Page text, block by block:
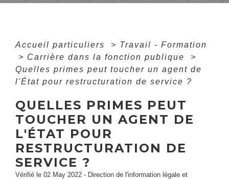
Accueil particuliers > Travail - Formation
> Carrière dans la fonction publique
>
Quelles primes peut toucher un agent de
l'État pour restructuration de service ?
QUELLES PRIMES PEUT
TOUCHER UN AGENT DE
L'ÉTAT POUR
RESTRUCTURATION DE
SERVICE ?
Vérifié le 02 May 2022 - Direction de l'information légale et